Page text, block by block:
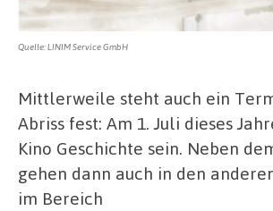
Quelle: LINIM Service GmbH
Mittlerweile steht auch ein
Abriss fest: Am 1. Juli dieses
Kino Geschichte sein. Neben
gehen dann auch in den
im Bereich